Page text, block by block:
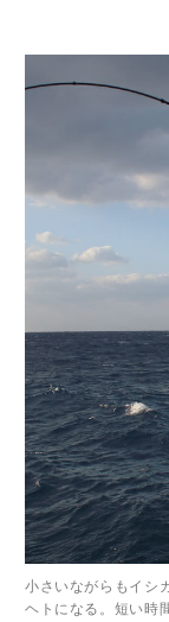
小さいながらもイシ
ヘトになる。短い時